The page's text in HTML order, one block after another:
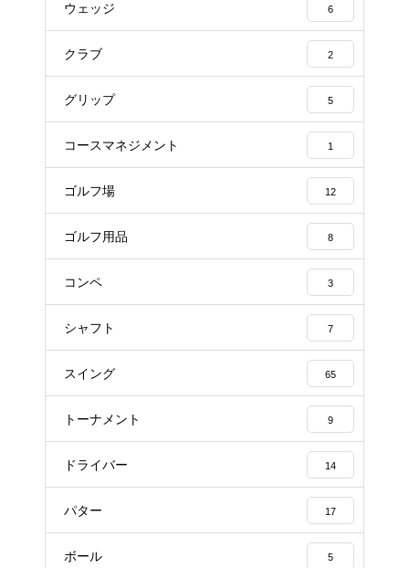
ウェッジ 6
クラブ 2
グリップ 5
コースマネジメント 1
ゴルフ場 12
ゴルフ用品 8
コンペ 3
シャフト 7
スイング 65
トーナメント 9
ドライバー 14
パター 17
ボール 5